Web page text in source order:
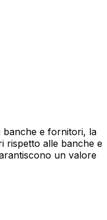
banche e fornitori, la
rispetto alle banche e
un valore